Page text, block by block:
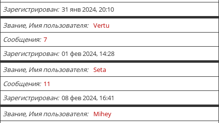
Зарегистрирован 31 янв 2024, 20:10
Звание, Имя пользователя
Vertu
Сообщения 7
Зарегистрирован 01 фев 2024, 14:28
Звание, Имя пользователя
Seta
Сообщения 11
Зарегистрирован 08 фев 2024, 16:41
Звание, Имя пользователя
Mihey